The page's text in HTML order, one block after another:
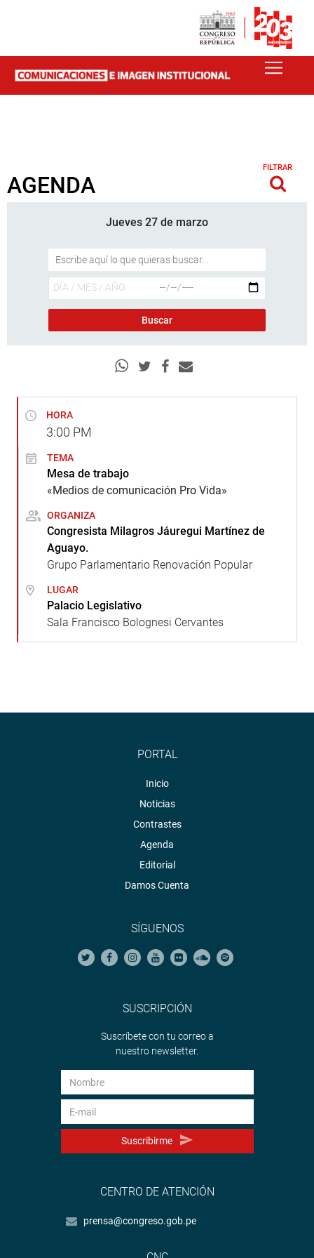
AGENDA
FILTRAR
Jueves 27 de marzo
HORA
3:00 PM
TEMA
Mesa de trabajo
«Medios de comunicación Pro Vida»
ORGANIZA
Congresista Milagros Jáuregui Martínez de
Aguayo.
Grupo Parlamentario Renovación Popular
LUGAR
Palacio Legislativo
Sala Francisco Bolognesi Cervantes
PORTAL
Inicio
Noticias
Contrastes
Agenda
Editorial
Damos Cuenta
SÍGUENOS
SUSCRIPCIÓN
Suscríbete con tu correo a
nuestro newsletter.
Suscribirme
CENTRO DE ATENCIÓN
prensa@congreso.gob.pe